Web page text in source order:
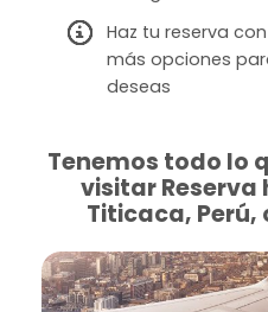
Haz tu reserva
más opciones
deseas
Tenemos todo lo
visitar Reserva
Titicaca, Perú,